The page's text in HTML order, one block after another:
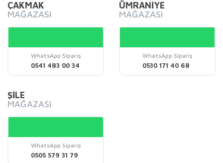
ÇAKMAK
MAĞAZASI
WhatsApp Sipariş
0541 483 00 34
ÜMRANİYE
MAĞAZASI
WhatsApp Sipariş
0530 171 40 68
ŞİLE
MAĞAZASI
WhatsApp Sipariş
0505 579 31 79